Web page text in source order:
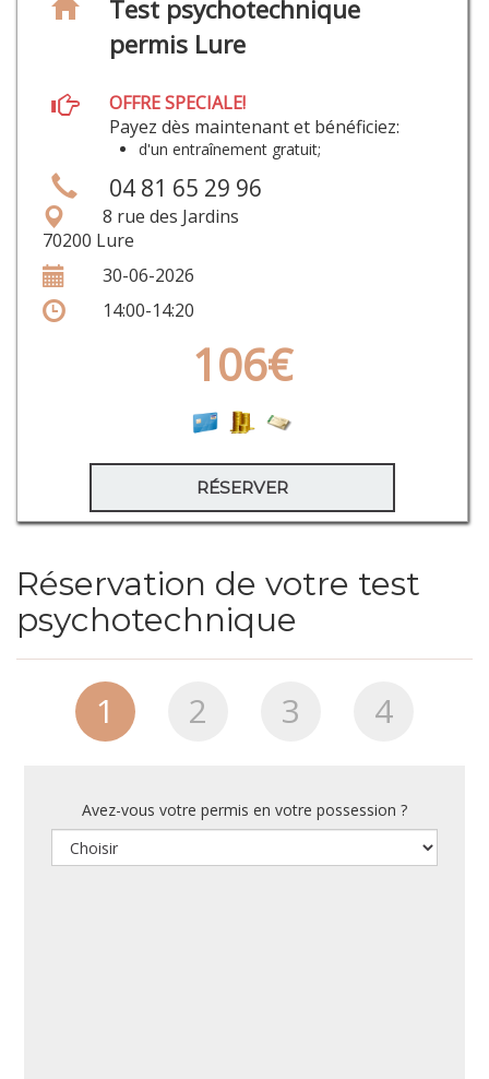
Test psychotechnique
permis Lure
OFFRE SPECIALE!
Payez dès maintenant et bénéficiez:
d'un entraînement gratuit;
04 81 65 29 96
8 rue des Jardins
70200 Lure
30-06-2026
14:00-14:20
106€
RÉSERVER
Réservation de votre test
psychotechnique
1 2 3 4
Avez-vous votre permis en votre possession ?